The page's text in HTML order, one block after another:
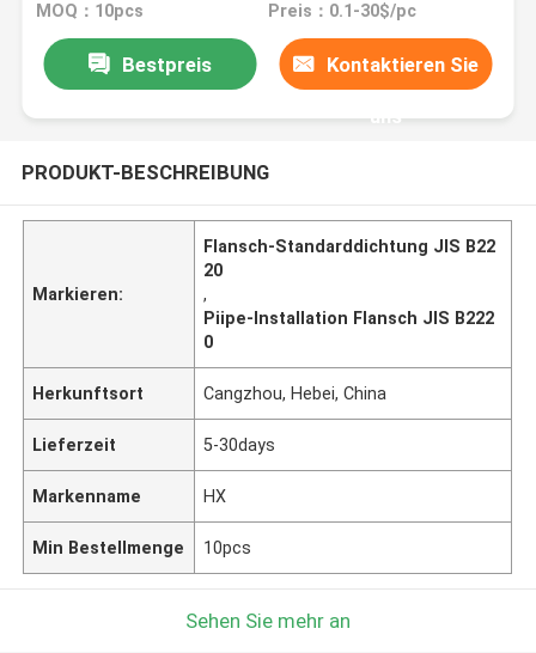
MOQ：10pcs Preis：0.1-30$/pc
Bestpreis Kontaktieren Sie
uns
PRODUKT-BESCHREIBUNG
Markieren:
Flansch-Standarddichtung JIS B22
20
,
Piipe-Installation Flansch JIS B222
0
Herkunftsort Cangzhou, Hebei, China
Lieferzeit 5-30days
Markenname HX
Min Bestellmenge 10pcs
Sehen Sie mehr an